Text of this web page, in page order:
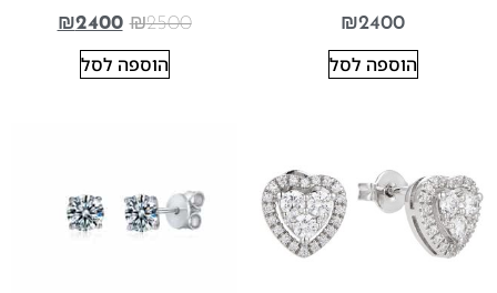
₪2400
הוספה לסל
₪2500
₪2400
הוספה לסל